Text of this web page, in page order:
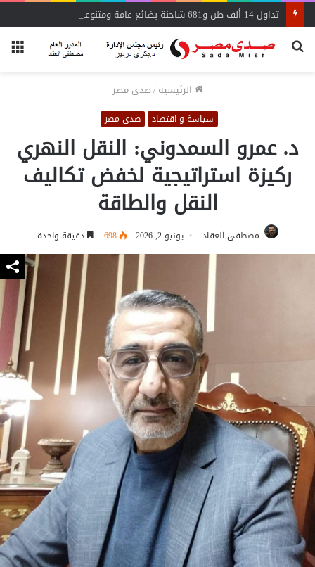
بحث
الرئيسية/صدى مصر
سياسة و اقتصاد صدى مصر
د. عمرو السمدوني: النقل النهري
ركيزة استراتيجية لخفض تكاليف
النقل والطاقة
مصطفى العقاد يونيو 2, 2026 698 دقيقة واحدة